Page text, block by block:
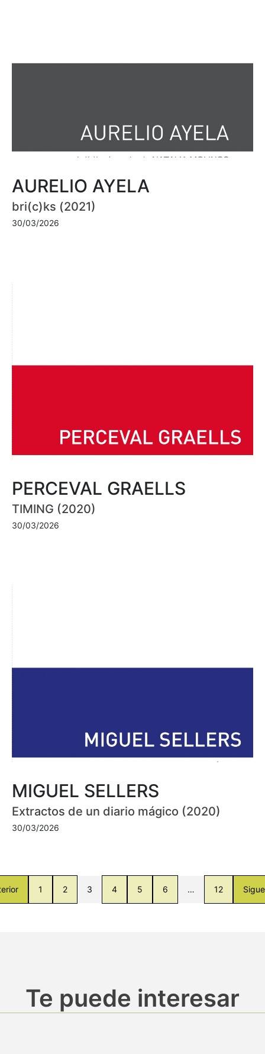
AURELIO AYELA
bri(c)ks (2021)
30/03/2026
PERCEVAL GRAELLS
TIMING (2020)
30/03/2026
MIGUEL SELLERS
Extractos de un diario mágico (2020)
30/03/2026
1 2 3 4 5 6 … 12
Te puede interesar